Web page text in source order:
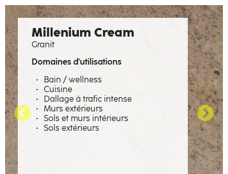
Histoire
Matières à émotions
Réalisations
Millenium Cream
Granit
Domaines d'utilisations
Bain / wellness
Cuisine
Dallage à trafic intense
Murs extérieurs
Sols et murs intérieurs
Sols extérieurs